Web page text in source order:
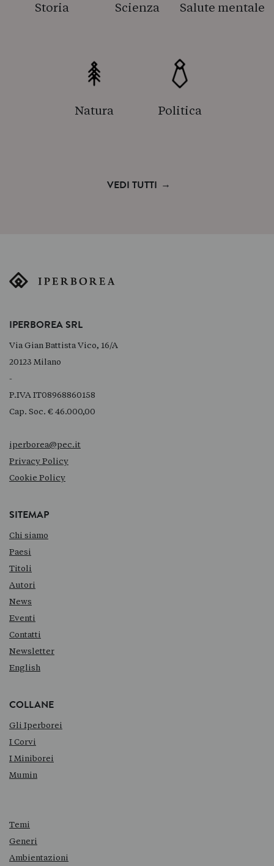
Storia Scienza Salute mentale
Natura Politica
VEDI TUTTI →
IPERBOREA SRL
Via Gian Battista Vico, 16/A
20123 Milano
-
P.IVA IT08968860158
Cap. Soc. € 46.000,00
iperborea@pec.it
Privacy Policy
Cookie Policy
SITEMAP
Chi siamo
Paesi
Titoli
Autori
News
Eventi
Contatti
Newsletter
English
COLLANE
Gli Iperborei
I Corvi
I Miniborei
Mumin
Temi
Generi
Ambientazioni